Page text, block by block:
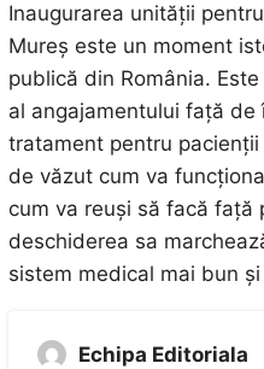
Inaugurarea unității
Mureș este un moment
publică din România.
al angajamentului față
tratament pentru
de văzut cum va
cum va reuși să facă față
deschiderea sa
sistem medical mai bun
Echipa Editoriala